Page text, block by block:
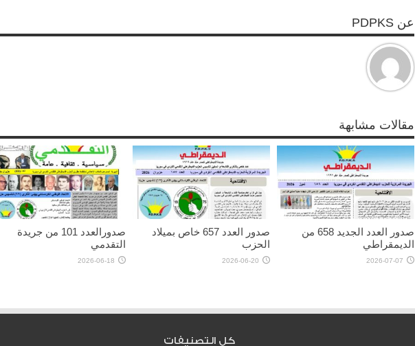
عن PDPKS
مقالات مشابهة
صدور العدد الجديد 658 من
الديمقراطي
2026-07-07
صدور العدد 657 خاص بميلاد
الحزب
2026-06-20
صدورالعدد 101 من جريدة
التقدمي
2026-06-18
كل التصنيفات